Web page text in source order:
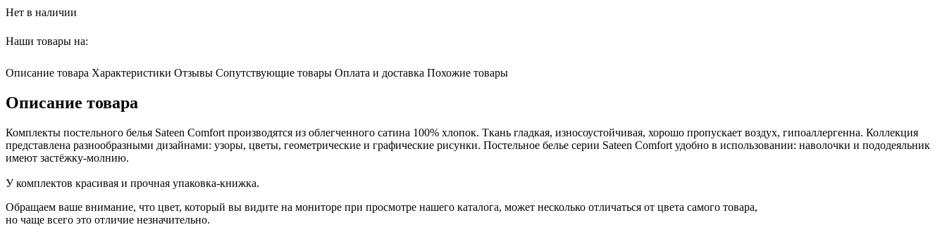
Нет в наличии
Наши товары на:
Описание товара Характеристики Отзывы Сопутствующие товары Оплата и доставка Похожие товары
Описание товара
Комплекты постельного белья Sateen Comfort производятся из облегченного сатина 100% хлопок. Ткань гладкая, износоустойчивая, хорошо пропускает воздух, гипоаллергенна. Коллекция
представлена разнообразными дизайнами: узоры, цветы, геометрические и графические рисунки. Постельное белье серии Sateen Comfort удобно в использовании: наволочки и пододеяльник
имеют застёжку-молнию.
У комплектов красивая и прочная упаковка-книжка.
Обращаем ваше внимание, что цвет, который вы видите на мониторе при просмотре нашего каталога, может несколько отличаться от цвета самого товара,
но чаще всего это отличие незначительно.